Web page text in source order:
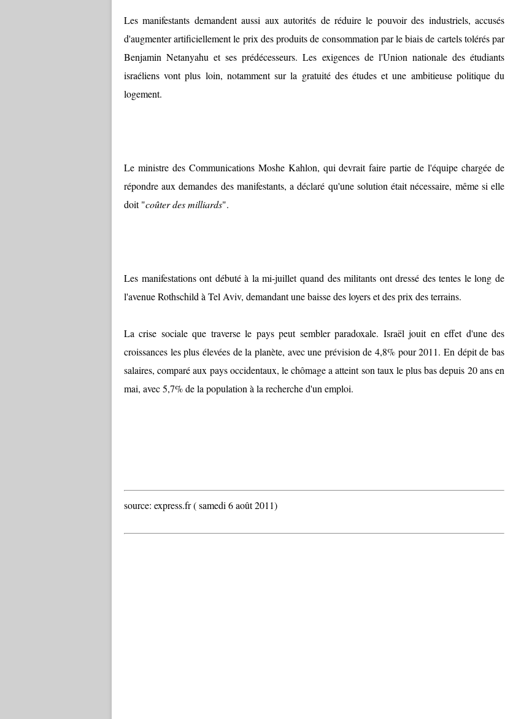
Les manifestants demandent aussi aux autorités de réduire le pouvoir des industriels, accusés
d'augmenter artificiellement le prix des produits de consommation par le biais de cartels tolérés par
Benjamin Netanyahu et ses prédécesseurs. Les exigences de l'Union nationale des étudiants
israéliens vont plus loin, notamment sur la gratuité des études et une ambitieuse politique du
logement.
Le ministre des Communications Moshe Kahlon, qui devrait faire partie de l'équipe chargée de
répondre aux demandes des manifestants, a déclaré qu'une solution était nécessaire, même si elle
doit "coûter des milliards".
Les manifestations ont débuté à la mi-juillet quand des militants ont dressé des tentes le long de
l'avenue Rothschild à Tel Aviv, demandant une baisse des loyers et des prix des terrains.
La crise sociale que traverse le pays peut sembler paradoxale. Israël jouit en effet d'une des
croissances les plus élevées de la planète, avec une prévision de 4,8% pour 2011. En dépit de bas
salaires, comparé aux pays occidentaux, le chômage a atteint son taux le plus bas depuis 20 ans en
mai, avec 5,7% de la population à la recherche d'un emploi.
source: express.fr ( samedi 6 août 2011)